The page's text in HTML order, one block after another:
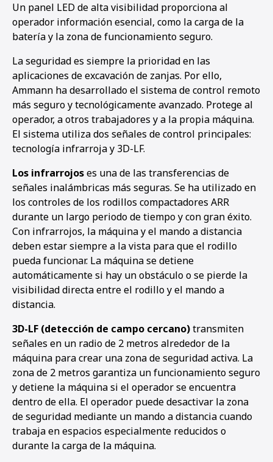
Un panel LED de alta visibilidad proporciona al
operador información esencial, como la carga de la
batería y la zona de funcionamiento seguro.
La seguridad es siempre la prioridad en las
aplicaciones de excavación de zanjas. Por ello,
Ammann ha desarrollado el sistema de control remoto
más seguro y tecnológicamente avanzado. Protege al
operador, a otros trabajadores y a la propia máquina.
El sistema utiliza dos señales de control principales:
tecnología infrarroja y 3D-LF.
Los infrarrojoses una de las transferencias de
señales inalámbricas más seguras. Se ha utilizado en
los controles de los rodillos compactadores ARR
durante un largo periodo de tiempo y con gran éxito.
Con infrarrojos, la máquina y el mando a distancia
deben estar siempre a la vista para que el rodillo
pueda funcionar. La máquina se detiene
automáticamente si hay un obstáculo o se pierde la
visibilidad directa entre el rodillo y el mando a
distancia.
3D-LF (detección de campo cercano)transmiten
señales en un radio de 2 metros alrededor de la
máquina para crear una zona de seguridad activa. La
zona de 2 metros garantiza un funcionamiento seguro
y detiene la máquina si el operador se encuentra
dentro de ella. El operador puede desactivar la zona
de seguridad mediante un mando a distancia cuando
trabaja en espacios especialmente reducidos o
durante la carga de la máquina.